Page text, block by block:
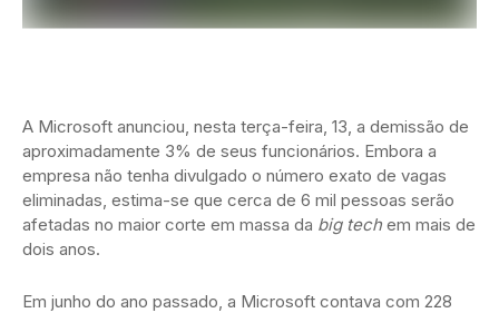
A Microsoft anunciou, nesta terça-feira, 13, a demissão de
aproximadamente 3% de seus funcionários. Embora a
empresa não tenha divulgado o número exato de vagas
eliminadas, estima-se que cerca de 6 mil pessoas serão
afetadas no maior corte em massa da big tech em mais de
dois anos.
Em junho do ano passado, a Microsoft contava com 228